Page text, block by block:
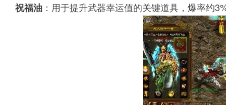
祝福油 ：用于提升武器幸运值的关键道具，爆率约